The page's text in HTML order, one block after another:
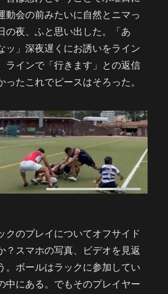
動会の前みたいに自然とニマっ
の夜、ふと思い出した。「あ
ッ」深夜遅くにお誘いをライン
ラインで「行きます」との返信
ったこれでピースはそろった。
クのプレイについてオフサイド
？スマホの写真、ビデオを見返
。ボールはラックに参加してい
中にある。でもそのプレイヤー